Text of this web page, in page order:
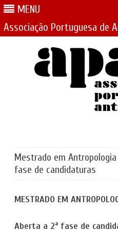
MENU
Associação Portuguesa de
Mestrado em Antropologia
fase de candidaturas
MESTRADO EM
Aberta a 2ª fase de